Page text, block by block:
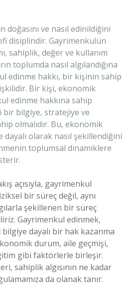
ve nasıl edinildiğini
disiplindir. Gayrimenkulün
sahiplik, değer ve kullanım
toplumda nasıl algılandığına
edinme hakkı, bir kişinin sahip
Bir kişi, ekonomik
edinme hakkına sahip
bilgiye, stratejiye ve
olmalıdır. Bu, ekonomik
olarak nasıl şekillendiğini
toplumsal dinamiklere
açısıyla, gayrimenkul
bir süreç değil, aynı
şekillenen bir süreç
Gayrimenkul edinmek,
dayalı bir hak kazanma
durum, aile geçmişi,
gibi faktörlerle birleşir.
sahiplik algısının ne kadar
da olanak tanır.